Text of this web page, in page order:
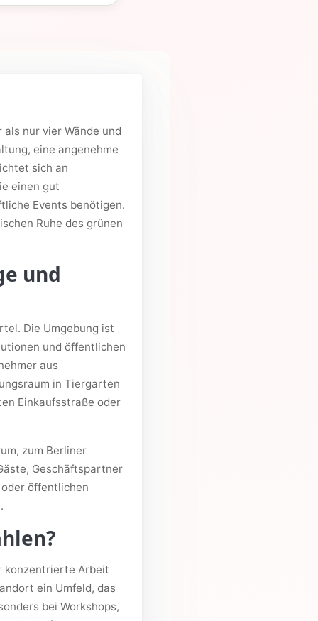
nur vier Wände und
eine angenehme
sich an
einen gut
Events benötigen.
Ruhe des grünen
und
Die Umgebung ist
und öffentlichen
aus
in Tiergarten
Einkaufsstraße oder
zum Berliner
Geschäftspartner
öffentlichen
konzentrierte Arbeit
ein Umfeld, das
bei Workshops,